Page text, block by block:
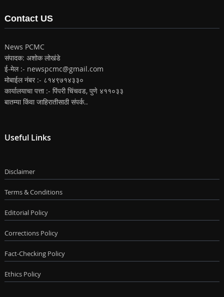
Contact US
News PCMC
संपादक: अशोक लोखंडे
ई-मेल :- newspcmc@gmail.com
मोबाईल नंबर :- ८१४९७१४३३०
कार्यालयाचा पत्ता :- पिंपरी चिंचवड, पुणे ४११०३३
बातम्या किंवा जाहिरातीसाठी संपर्क..
Useful Links
Disclaimer
Terms & Conditions
Editorial Policy
Corrections Policy
Fact-Checking Policy
Ethics Policy